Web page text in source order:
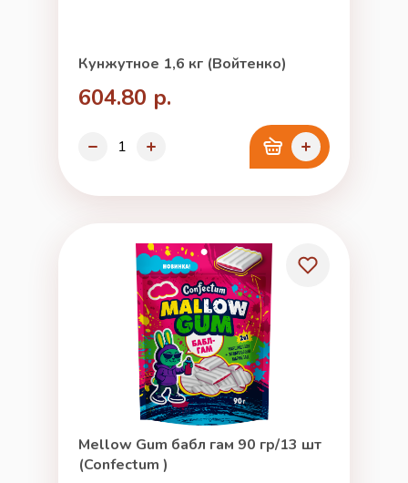
Кунжутное 1,6 кг (Войтенко)
604.80 р.
Mellow Gum бабл гам 90 гр/13 шт
(Confectum )